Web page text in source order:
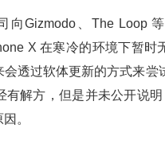
向Gizmodo、The Loop
X 在寒冷的环境下暂时
会透过软体更新的方式来尝
有解方，但是并未公开说
。